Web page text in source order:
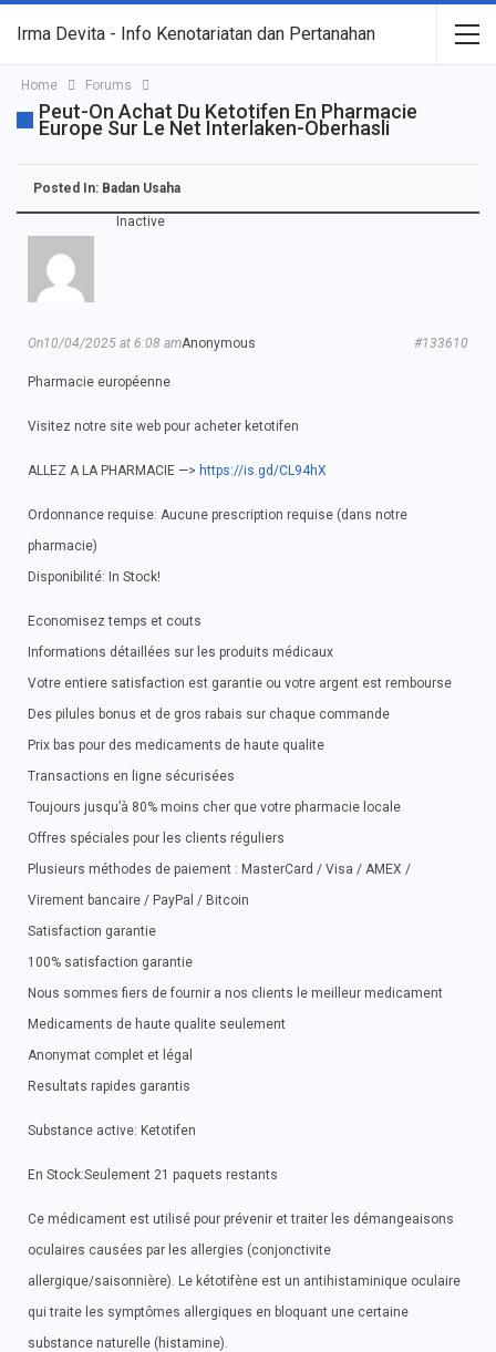
Irma Devita - Info Kenotariatan dan Pertanahan
Home Forums
Peut-On Achat Du Ketotifen En Pharmacie
Europe Sur Le Net Interlaken-Oberhasli
Posted In: Badan Usaha
Inactive
Anonymous
On10/04/2025 at 6:08 am #133610
Pharmacie européenne
Visitez notre site web pour acheter ketotifen
ALLEZ A LA PHARMACIE —> https://is.gd/CL94hX
Ordonnance requise: Aucune prescription requise (dans notre
pharmacie)
Disponibilité: In Stock!
Economisez temps et couts
Informations détaillées sur les produits médicaux
Votre entiere satisfaction est garantie ou votre argent est rembourse
Des pilules bonus et de gros rabais sur chaque commande
Prix bas pour des medicaments de haute qualite
Transactions en ligne sécurisées
Toujours jusqu’à 80% moins cher que votre pharmacie locale
Offres spéciales pour les clients réguliers
Plusieurs méthodes de paiement : MasterCard / Visa / AMEX /
Virement bancaire / PayPal / Bitcoin
Satisfaction garantie
100% satisfaction garantie
Nous sommes fiers de fournir a nos clients le meilleur medicament
Medicaments de haute qualite seulement
Anonymat complet et légal
Resultats rapides garantis
Substance active: Ketotifen
En Stock:Seulement 21 paquets restants
Ce médicament est utilisé pour prévenir et traiter les démangeaisons
oculaires causées par les allergies (conjonctivite
allergique/saisonnière). Le kétotifène est un antihistaminique oculaire
qui traite les symptômes allergiques en bloquant une certaine
substance naturelle (histamine).